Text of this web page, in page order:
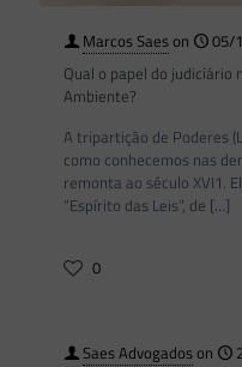
Marcos Saeson
05/
Qual o papel do judiciário
Ambiente?
A tripartição de Poderes
como conhecemos nas
remonta ao século XVI1.
“Espírito das Leis”, de […]
0
Saes Advogadoson